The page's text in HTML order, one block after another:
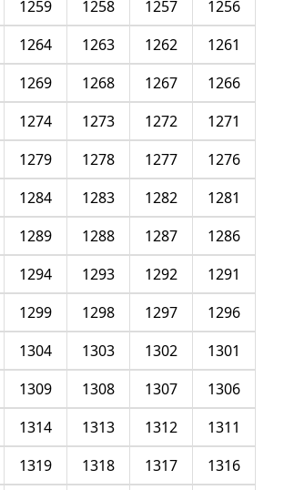
1256
1257
1258
1259
1261
1262
1263
1264
1266
1267
1268
1269
1271
1272
1273
1274
1276
1277
1278
1279
1281
1282
1283
1284
1286
1287
1288
1289
1291
1292
1293
1294
1296
1297
1298
1299
1301
1302
1303
1304
1306
1307
1308
1309
1311
1312
1313
1314
1316
1317
1318
1319